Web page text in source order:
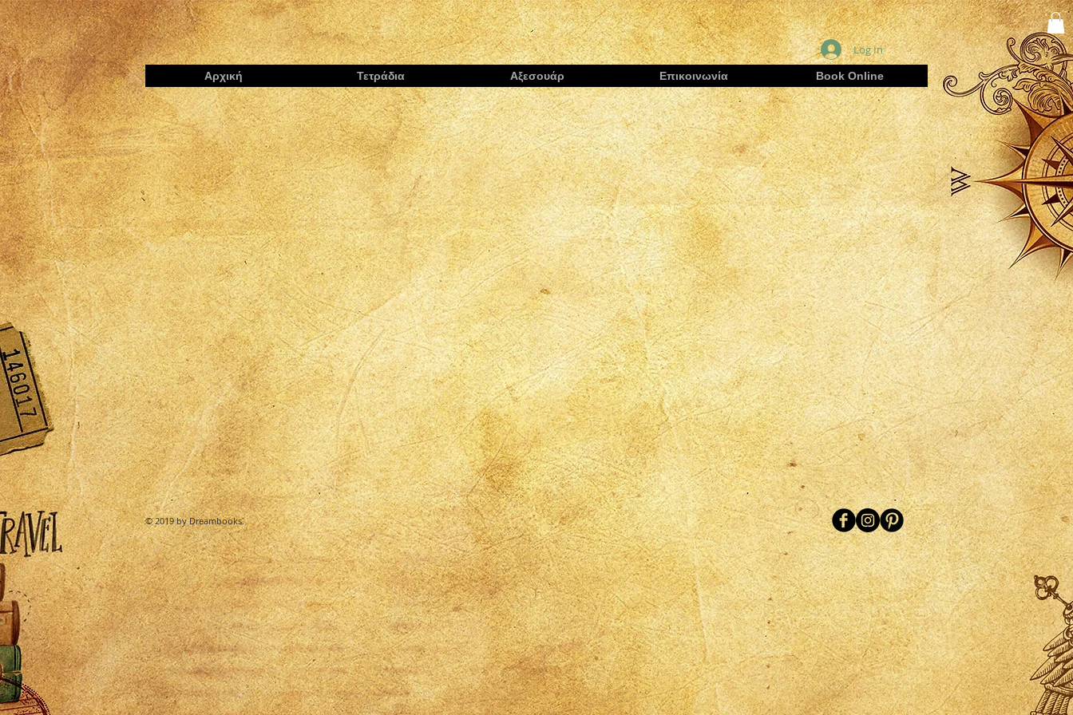
Αρχική Τετράδια Αξεσουάρ Επικοινωνία Book Online
Log In
© 2019 by Dreambooks.